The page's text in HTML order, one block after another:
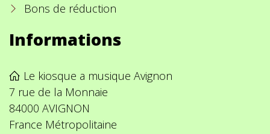
Bons de réduction
Informations
Le kiosque a musique Avignon
7 rue de la Monnaie
84000 AVIGNON
France Métropolitaine